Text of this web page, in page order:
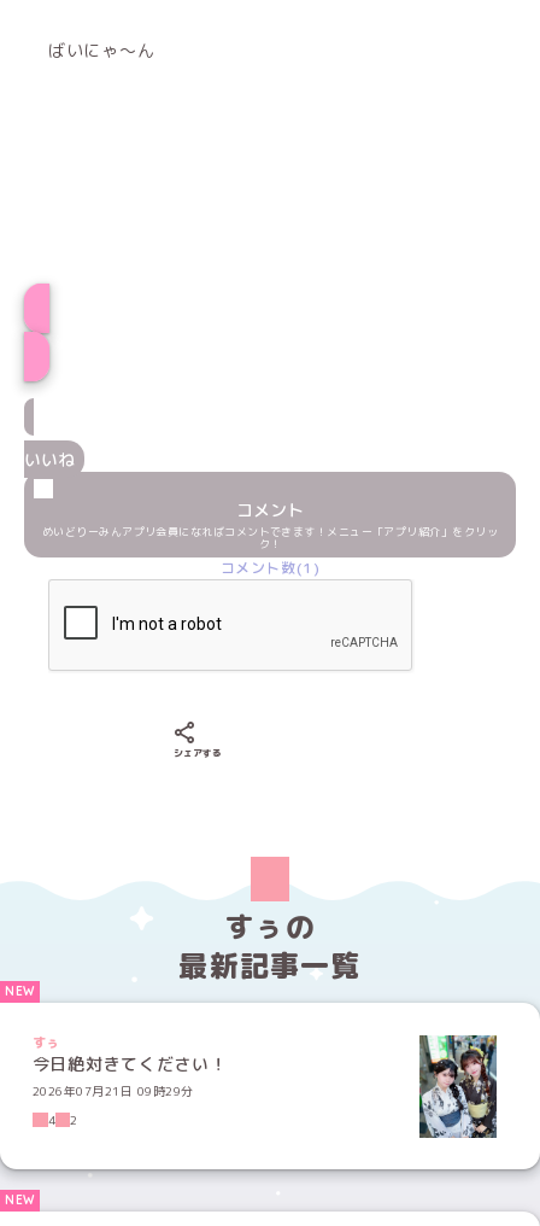
ばいにゃ〜ん
いいね
コメント
めいどりーみんアプリ会員になればコメントできます！メニュー「アプリ紹介」をクリッ
ク！
コメント数(1)
シェアする
すぅの
最新記事一覧
すぅ
今日絶対きてください！
2026年07月21日 09時29分
4
2